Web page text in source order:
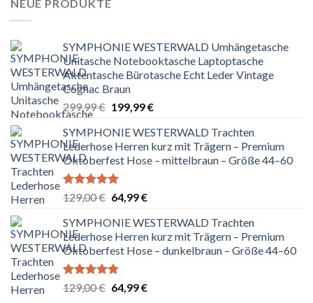
NEUE PRODUKTE
SYMPHONIE WESTERWALD Umhängetasche
Unitasche Notebooktasche Laptoptasche
Aktentasche Bürotasche Echt Leder Vintage
Cognac Braun
299,99€ Ursprünglicher
war:
299,99 €
199,99€Aktueller
ist:
199,99 €.
SYMPHONIE WESTERWALD Trachten
Lederhose Herren kurz mit Trägern – Premium
Oktoberfest Hose – mittelbraun – Größe 44–60
Bewertet
5.00
von 5
129,00€ Ursprünglicher
war:
129,00 €
64,99€Aktueller
ist:
64,99 €.
SYMPHONIE WESTERWALD Trachten
Lederhose Herren kurz mit Trägern – Premium
Oktoberfest Hose – dunkelbraun – Größe 44–60
Bewertet
5.00
129,00€ Ursprünglicher
64,99€Aktueller